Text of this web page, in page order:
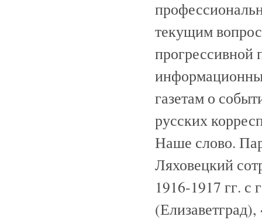
текущим
прогрессивной
газетам о
русских
Наше слово.
Ляховецкий
1916-1917 гг. с